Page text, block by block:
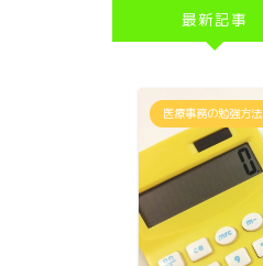
最新記事
医療事務の勉強方法